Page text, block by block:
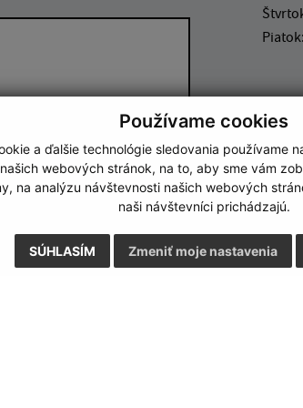
Používame cookies
a ďalšie technológie sledovania používame
webových stránok, na to, aby sme vám
na analýzu návštevnosti našich webových
naši návštevníci prichádzajú.
SÚHLASÍM Zmeniť moje nastavenia
Google reCaptcha
Odoslať správu
Piatok: